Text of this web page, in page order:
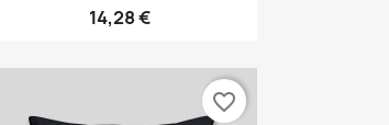
14,28 €
favorite_border